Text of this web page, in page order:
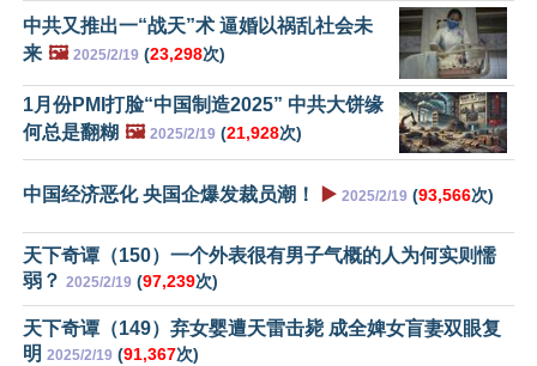
中共又推出一“战天”术 逼婚以祸乱社会未
来 🖼️ 2025/2/19 (23,298次)
1月份PMI打脸“中国制造2025” 中共大饼缘
何总是翻糊 🖼️ 2025/2/19 (21,928次)
中国经济恶化 央国企爆发裁员潮！ ▶️ 2025/2/19 (93,566次)
天下奇谭（150）一个外表很有男子气概的人为何实则懦
弱？ 2025/2/19 (97,239次)
天下奇谭（149）弃女婴遭天雷击毙 成全婢女盲妻双眼复
明 2025/2/19 (91,367次)